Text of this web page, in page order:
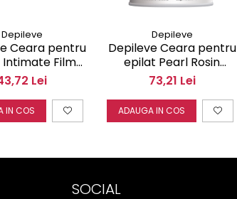
Depileve
Ceara pentru
Film
400gr
Lei
IN COS
Depileve
Depileve Ceara pentru
epilat Pearl Rosin
pentru piele sensibila
800gr
73,21 Lei
ADAUGA IN COS
SOCIAL